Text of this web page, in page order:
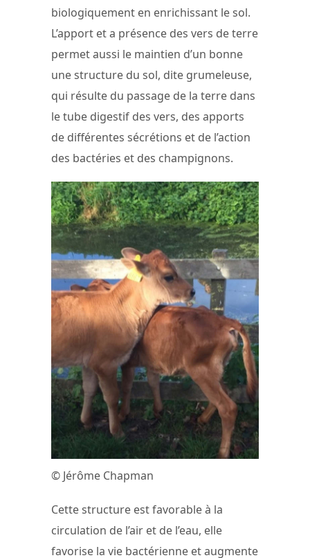
biologiquement en enrichissant le sol.
L’apport et a présence des vers de terre
permet aussi le maintien d’un bonne
une structure du sol, dite grumeleuse,
qui résulte du passage de la terre dans
le tube digestif des vers, des apports
de différentes sécrétions et de l’action
des bactéries et des champignons.
© Jérôme Chapman
Cette structure est favorable à la
circulation de l’air et de l’eau, elle
favorise la vie bactérienne et augmente